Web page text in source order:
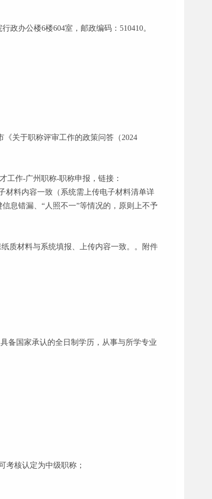
政办公楼6楼604室，邮政编码：510410。
关于职称评审工作的政策问答（2024
工作-广州职称-职称申报，链接：
材料内容一致（系统需上传电子材料清单详
息错漏、“人照不一”等情况的，原则上不予
质材料与系统填报、上传内容一致。。附件
备国家承认的全日制学历，从事与所学专业
考核认定为中级职称；